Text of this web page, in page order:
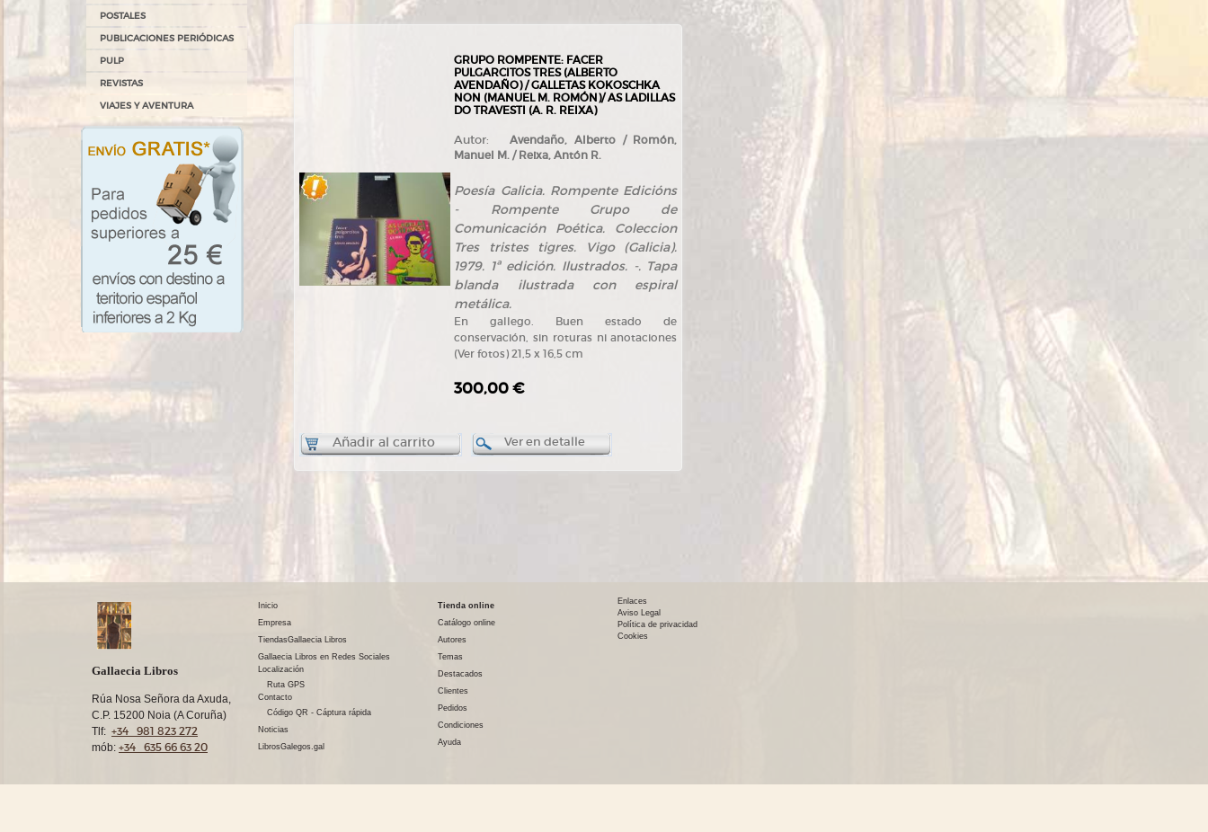
POSTALES
PUBLICACIONES PERIÓDICAS
PULP
REVISTAS
VIAJES Y AVENTURA
GRUPO ROMPENTE: FACER
PULGARCITOS TRES (ALBERTO
AVENDAÑO) / GALLETAS KOKOSCHKA
NON (MANUEL M. ROMÓN)/ AS LADILLAS
DO TRAVESTI (A. R. REIXA)
Autor:Avendaño, Alberto / Romón,
Manuel M. / Reixa, Antón R.
Poesía Galicia. Rompente Edicións
- Rompente Grupo de
Comunicación Poética. Coleccion
Tres tristes tigres. Vigo (Galicia).
1979. 1ª edición. Ilustrados. -. Tapa
blanda ilustrada con espiral
metálica.
En gallego. Buen estado de
conservación, sin roturas ni anotaciones
(Ver fotos) 21,5 x 16,5 cm
300,00 €
Añadir al carrito Ver en detalle
Gallaecia Libros
Rúa Nosa Señora da Axuda,
C.P. 15200 Noia (A Coruña)
Tlf: +34 981 823 272
mób: +34 635 66 63 20
Inicio
Empresa
TiendasGallaecia Libros
Gallaecia Libros en Redes Sociales
Localización
Ruta GPS
Contacto
Código QR - Cáptura rápida
Noticias
LibrosGalegos.gal
Tienda online
Catálogo online
Autores
Temas
Destacados
Clientes
Pedidos
Condiciones
Ayuda
Enlaces
Aviso Legal
Política de privacidad
Cookies